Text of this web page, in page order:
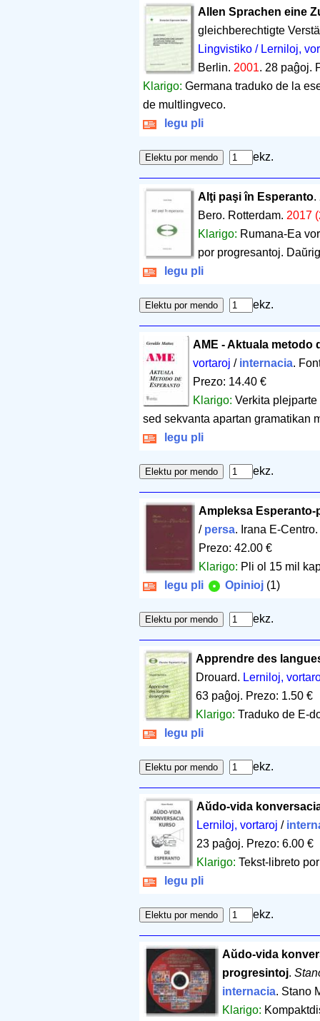
Allen Sprachen eine
gleichberechtigte
Lingvistiko / Lerniloj,
Berlin. 2001. 28 paĝoj.
Klarigo: Germana traduko de la
de multlingveco.
legu pli
ekz.
Alţi paşi în Esperanto.
Bero. Rotterdam. 2017
Klarigo: Rumana-Ea
por progresantoj.
legu pli
ekz.
AME - Aktuala metodo
vortaroj / internacia.
Prezo: 14.40 €
Klarigo: Verkita
sed sekvanta apartan gramatikan
legu pli
ekz.
Ampleksa Esperanto-
/ persa. Irana E-
Prezo: 42.00 €
Klarigo: Pli ol 15 mil
legu pli
Opinioj (1)
ekz.
Apprendre des
Drouard. Lerniloj,
63 paĝoj. Prezo: 1.50 €
Klarigo:Traduko de E-
legu pli
ekz.
Aŭdo-vida
Lerniloj, vortaroj /
23 paĝoj. Prezo: 6.00 €
Klarigo: Tekst-libreto
legu pli
ekz.
Aŭdo-vida
progresintoj.
internacia. Stano
Klarigo: